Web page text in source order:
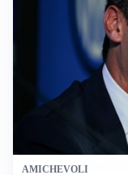
AMICHEVOLI